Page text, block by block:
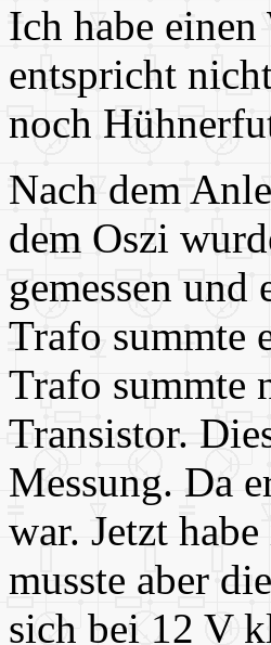
Ich habe
entspricht
noch
Nach dem
dem Oszi
gemessen
Trafo summte
Trafo summte
Transistor.
Messung. Da
war. Jetzt
musste aber
sich bei 12 V